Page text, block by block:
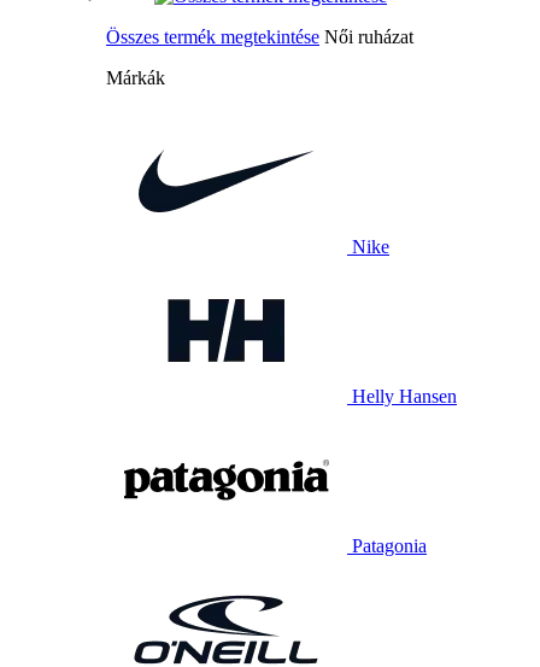
Összes termék megtekintése Női ruházat
Márkák
Nike
Helly Hansen
Patagonia